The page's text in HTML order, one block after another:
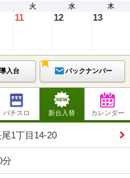
火 水 木
11 12 13
入台 バックナンバー
パチスロ 新台入替 カレンダー
1丁目14-20
分